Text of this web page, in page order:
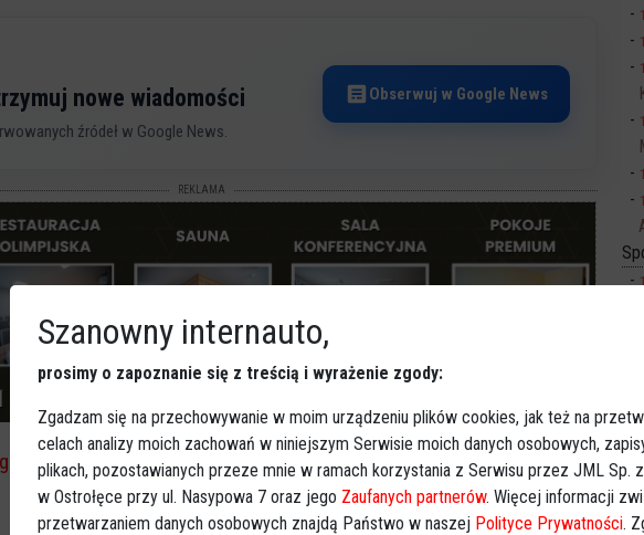
nowe wiadomości
źródeł w Google News.
Obserwuj w Google News
REKLAMA
,"rondo Stacha Konwy","wymuszenie pierwszeństwa","mandat 1500
Szanowny internauto,
prosimy o zapoznanie się z treścią i wyrażenie zgody:
Zgadzam się na przechowywanie w moim urządzeniu plików cookies, jak też na
celach analizy moich zachowań w niniejszym Serwisie moich danych osobowych,
plikach, pozostawianych przeze mnie w ramach korzystania z Serwisu przez JML Sp.
w Ostrołęce przy ul. Nasypowa 7 oraz jego Zaufanych partnerów. Więcej informacji
przetwarzaniem danych osobowych znajdą Państwo w naszej Polityce Prywatności.